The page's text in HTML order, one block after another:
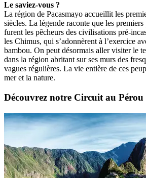
Le saviez-vous ?
La région de Pacasmayo accueillit les
siècles. La légende raconte que les
furent les pêcheurs des civilisations pré-
les Chimus, qui s’adonnèrent à l’exercice
bambou. On peut désormais aller visiter le
dans la région abritant sur ses murs des
vagues régulières. La vie entière de ces
mer et la nature.
Découvrez notre Circuit au Pérou